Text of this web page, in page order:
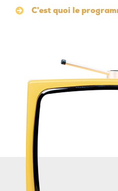
C'est quoi le